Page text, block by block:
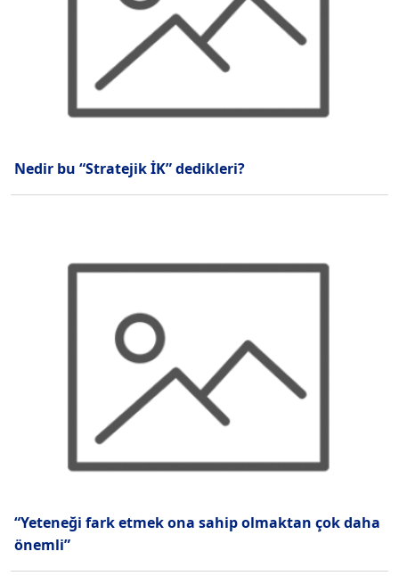
Nedir bu “Stratejik İK” dedikleri?
“Yeteneği fark etmek ona sahip olmaktan çok daha
önemli”